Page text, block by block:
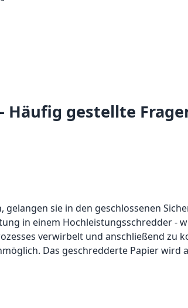
- Häufig gestellte
sie in den geschlossenen
in einem Hochleistungsschredder -
verwirbelt und anschließend zu
Das geschredderte Papier wird